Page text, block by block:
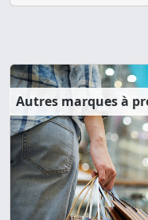
Autres marques à